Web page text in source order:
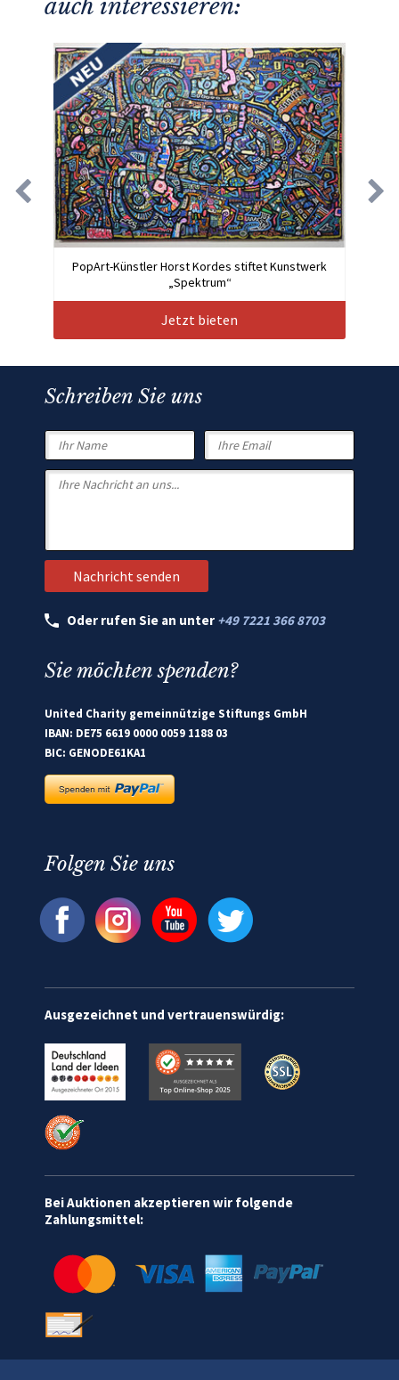
auch interessieren:
PopArt-Künstler Horst Kordes stiftet Kunstwerk
„Spektrum“
Jetzt bieten
Schreiben Sie uns
Oder rufen Sie an unter +49 7221 366 8703
Sie möchten spenden?
United Charity gemeinnützige Stiftungs GmbH
IBAN: DE75 6619 0000 0059 1188 03
BIC: GENODE61KA1
Folgen Sie uns
Ausgezeichnet und vertrauenswürdig:
Bei Auktionen akzeptieren wir folgende
Zahlungsmittel: